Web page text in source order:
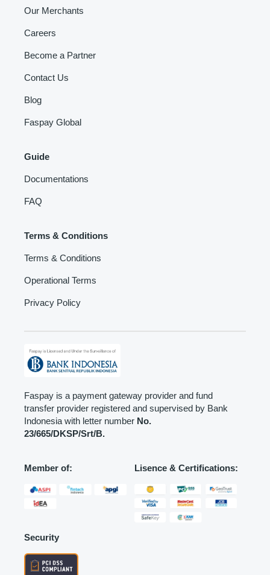
Our Merchants
Careers
Become a Partner
Contact Us
Blog
Faspay Global
Guide
Documentations
FAQ
Terms & Conditions
Terms & Conditions
Operational Terms
Privacy Policy
Faspay is a payment gateway provider and fund
transfer provider registered and supervised by Bank
Indonesia with letter number No.
23/665/DKSP/Srt/B.
Member of: Lisence & Certifications:
Security